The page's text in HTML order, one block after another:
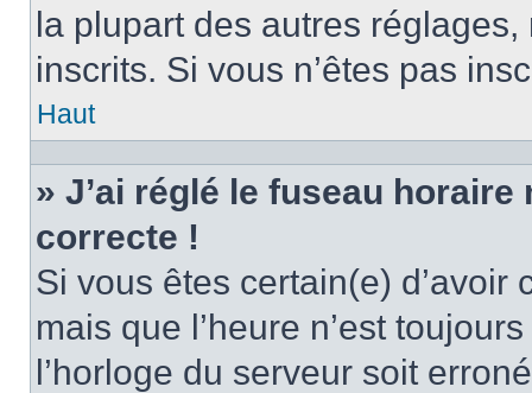
la plupart des autres réglages,
inscrits. Si vous n’êtes pas
Haut
» J’ai réglé le fuseau horaire
correcte !
Si vous êtes certain(e)
mais que l’heure n’est
l’horloge du serveur soit